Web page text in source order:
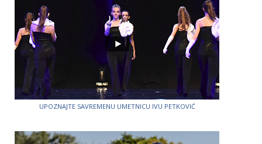
UPOZNAJTE SAVREMENU UMETNICU IVU PETKOVIĆ